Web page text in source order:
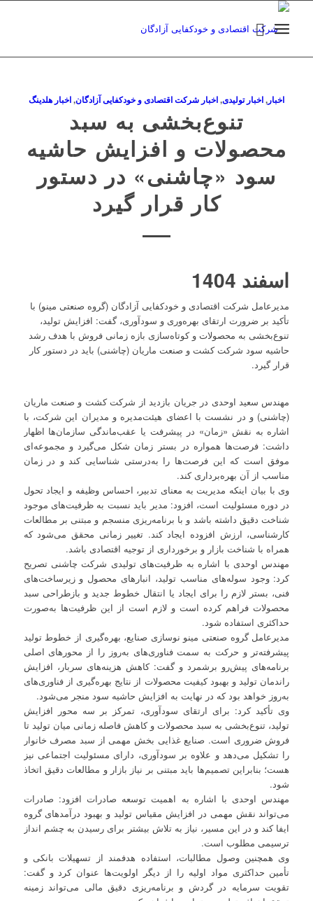
اخبار,اخبار تولیدی,اخبار شرکت اقتصادی و خودکفایی آزادگان,اخبار هلدینگ
تنوع‌بخشی به سبد
محصولات و افزایش حاشیه
سود «چاشنی» در دستور
کار قرار گیرد
اسفند 1404
مدیرعامل شرکت اقتصادی و خودکفایی آزادگان (گروه صنعتی مینو) با
تأکید بر ضرورت ارتقای بهره‌وری و سودآوری، گفت: افزایش تولید،
تنوع‌بخشی به محصولات و کوتاه‌سازی بازه زمانی فروش با هدف رشد
حاشیه سود شرکت کشت و صنعت ماریان (چاشنی) باید در دستور کار
قرار گیرد.
مهندس سعید اوحدی در جریان بازدید از شرکت کشت و صنعت ماریان
(چاشنی) و در نشست با اعضای هیئت‌مدیره و مدیران این شرکت، با
اشاره به نقش «زمان» در پیشرفت یا عقب‌ماندگی سازمان‌ها اظهار
داشت: فرصت‌ها همواره در بستر زمان شکل می‌گیرد و مجموعه‌ای
موفق است که این فرصت‌ها را به‌درستی شناسایی کند و در زمان
مناسب از آن بهره‌برداری کند.
وی با بیان اینکه مدیریت به معنای تدبیر، احساس وظیفه و ایجاد تحول
در دوره مسئولیت است، افزود: مدیر باید نسبت به ظرفیت‌های موجود
شناخت دقیق داشته باشد و با برنامه‌ریزی منسجم و مبتنی بر مطالعات
کارشناسی، ارزش افزوده ایجاد کند. تغییر زمانی محقق می‌شود که
همراه با شناخت بازار و برخورداری از توجیه اقتصادی باشد.
مهندس اوحدی با اشاره به ظرفیت‌های تولیدی شرکت چاشنی تصریح
کرد: وجود سوله‌های مناسب تولید، انبارهای محصول و زیرساخت‌های
فنی، بستر لازم را برای ایجاد یا انتقال خطوط جدید و بازطراحی سبد
محصولات فراهم کرده است و لازم است از این ظرفیت‌ها به‌صورت
حداکثری استفاده شود.
مدیرعامل گروه صنعتی مینو نوسازی صنایع، بهره‌گیری از خطوط تولید
پیشرفته‌تر و حرکت به سمت فناوری‌های به‌روز را از محورهای اصلی
برنامه‌های پیش‌رو برشمرد و گفت: کاهش هزینه‌های سربار، افزایش
راندمان تولید و بهبود کیفیت محصولات از نتایج بهره‌گیری از فناوری‌های
به‌روز خواهد بود که در نهایت به افزایش حاشیه سود منجر می‌شود.
وی تأکید کرد: برای ارتقای سودآوری، تمرکز بر سه محور افزایش
تولید، تنوع‌بخشی به سبد محصولات و کاهش فاصله زمانی میان تولید تا
فروش ضروری است. صنایع غذایی بخش مهمی از سبد مصرف خانوار
را تشکیل می‌دهد و علاوه بر سودآوری، دارای مسئولیت اجتماعی نیز
هست؛ بنابراین تصمیم‌ها باید مبتنی بر نیاز بازار و مطالعات دقیق اتخاذ
شود.
مهندس اوحدی با اشاره به اهمیت توسعه صادرات افزود: صادرات
می‌تواند نقش مهمی در افزایش مقیاس تولید و بهبود درآمدهای گروه
ایفا کند و در این مسیر، نیاز به تلاش بیشتر برای رسیدن به چشم انداز
ترسیمی مطلوب است.
وی همچنین وصول مطالبات، استفاده هدفمند از تسهیلات بانکی و
تأمین حداکثری مواد اولیه را از دیگر اولویت‌ها عنوان کرد و گفت:
تقویت سرمایه در گردش و برنامه‌ریزی دقیق مالی می‌تواند زمینه